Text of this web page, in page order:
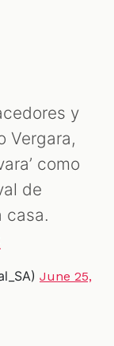
y
Vergara,
como
de
casa.
June 25,